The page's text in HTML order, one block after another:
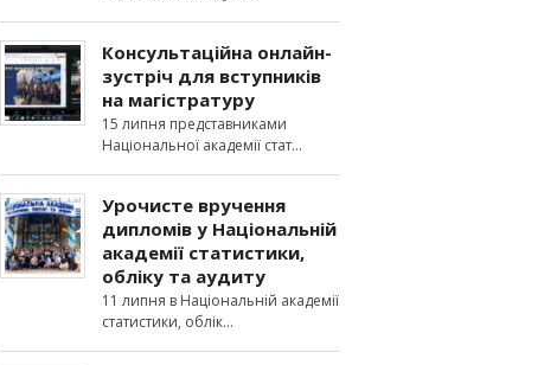
Консультаційна онлайн-
зустріч для вступників
на магістратуру
15 липня представниками
Національної академії стат
Урочисте вручення
дипломів у Національній
академії статистики,
обліку та аудиту
11 липня в Національній академії
статистики, облік